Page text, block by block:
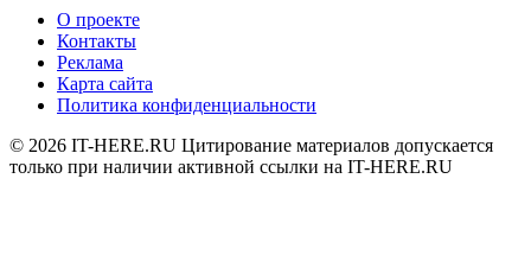
О проекте
Контакты
Реклама
Карта сайта
Политика конфиденциальности
© 2026 IT-HERE.RU Цитирование материалов допускается
только при наличии активной ссылки на IT-HERE.RU